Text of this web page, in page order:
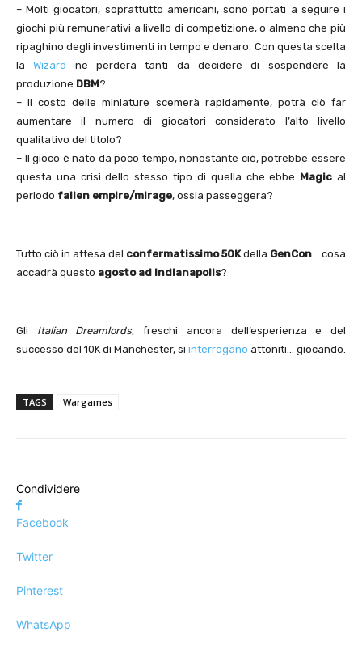
– Molti giocatori, soprattutto americani, sono portati a seguire i
giochi più remunerativi a livello di competizione, o almeno che più
ripaghino degli investimenti in tempo e denaro. Con questa scelta
laWizard ne perderà tanti da decidere di sospendere la
produzione DBM?
– Il costo delle miniature scemerà rapidamente, potrà ciò far
aumentare il numero di giocatori considerato l’alto livello
qualitativo del titolo?
– Il gioco è nato da poco tempo, nonostante ciò, potrebbe essere
questa una crisi dello stesso tipo di quella che ebbe Magic al
periodo fallen empire/mirage, ossia passeggera?
Tutto ciò in attesa del confermatissimo 50Kdella GenCon… cosa
accadrà questo agosto ad Indianapolis?
Gli Italian Dreamlords, freschi ancora dell’esperienza e del
successo del 10K di Manchester, si interrogano attoniti… giocando.
TAGS Wargames
Condividere
Facebook
Twitter
Pinterest
WhatsApp